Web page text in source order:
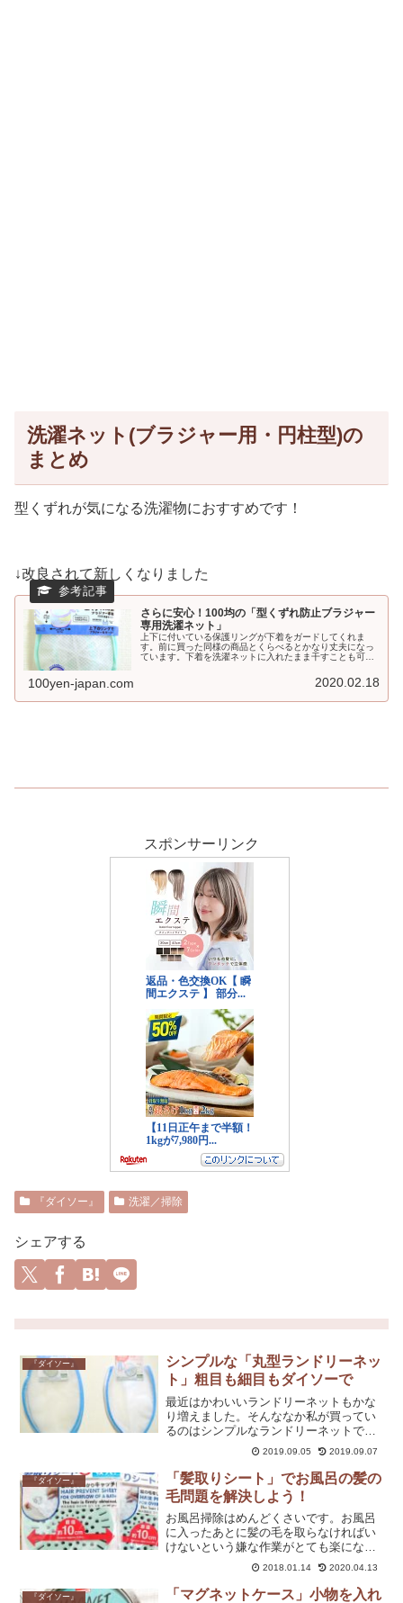
洗濯ネット(ブラジャー用・円柱型)の
まとめ
型くずれが気になる洗濯物におすすめです！
↓改良されて新しくなりました
さらに安心！100均の「型くずれ防止ブラジャー
専用洗濯ネット」
上下に付いている保護リングが下着をガードしてくれま
す。前に買った同様の商品とくらべるとかなり丈夫になっ
ています。下着を洗濯ネットに入れたまま干すことも可能
100yen-japan.com 2020.02.18
スポンサーリンク
『ダイソー』 洗濯／掃除
シェアする
『ダイソー』
シンプルな「丸型ランドリーネッ
ト」粗目も細目もダイソーで
最近はかわいいランドリーネットもかな
り増えました。そんななか私が買ってい
るのはシンプルなランドリーネットで
す。洗濯用品に “かわいい” は関係ない…
2019.09.05 2019.09.07
『ダイソー』
「髪取りシート」でお風呂の髪の
毛問題を解決しよう！
お風呂掃除はめんどくさいです。お風呂
に入ったあとに髪の毛を取らなければい
けないという嫌な作業がとても楽になり
ます。大きさが合うかどうかは各家庭の
お風呂の排水溝のタイプによりますので
各ご家庭でご確認ください。
2018.01.14 2020.04.13
『ダイソー』
「マグネットケース」小物を入れ